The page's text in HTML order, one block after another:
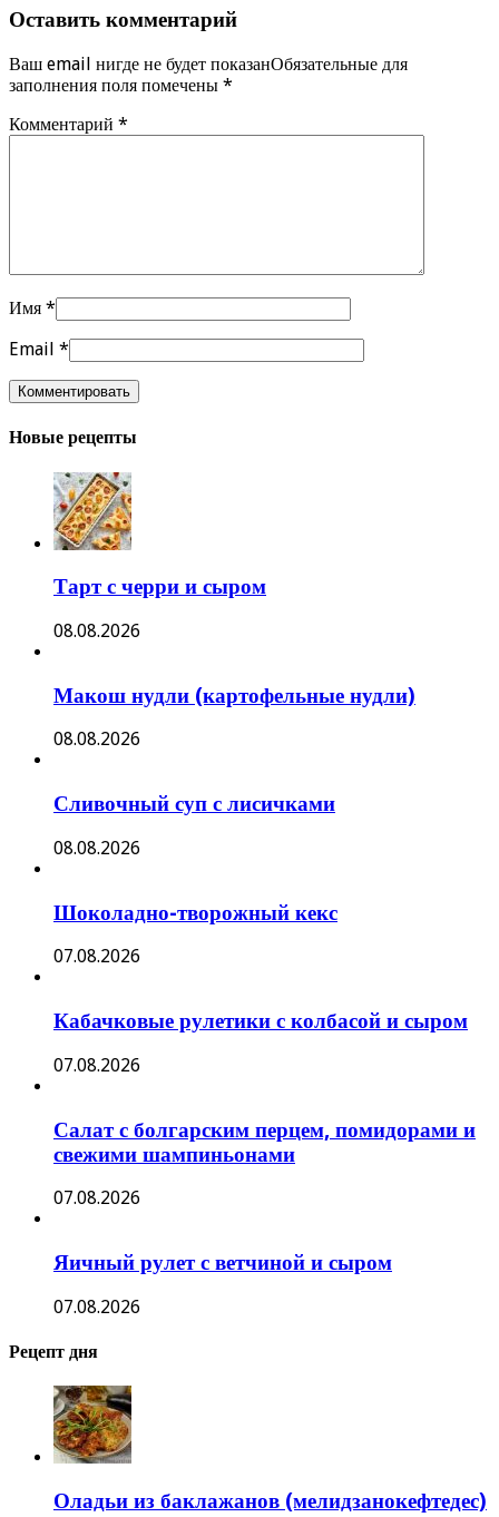
Оставить комментарий
Ваш email нигде не будет показанОбязательные для
заполнения поля помечены *
Комментарий *
Имя *
Email *
Новые рецепты
Тарт с черри и сыром
08.08.2026
Макош нудли (картофельные нудли)
08.08.2026
Сливочный суп с лисичками
08.08.2026
Шоколадно-творожный кекс
07.08.2026
Кабачковые рулетики с колбасой и сыром
07.08.2026
Салат с болгарским перцем, помидорами и
свежими шампиньонами
07.08.2026
Яичный рулет с ветчиной и сыром
07.08.2026
Рецепт дня
Оладьи из баклажанов (мелидзанокефтедес)